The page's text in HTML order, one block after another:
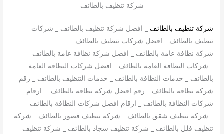
شركة تنظيف بالطائف
شركة تنظيف بالطائف
_ افضل شركة تنظيف بالطائف _ شركات
تنظيف بالطائف _ افضل شركات تنظيف بالطائف _
شركة نظافة عامة بالطائف _ افضل شركة نظافة عامة بالطائف
_ شركات النظافة العامة بالطائف _ افضل شركات النظافة العامة
بالطائف _ خدمات النظافة بالطائف _ خدمات التنظيف بالطائف _ رقم
شركة نظافة بالطائف _ رقم افضل شركة نظافة بالطائف _ ارقام
شركات النظافة بالطائف _ ارقام افضل شركات النظافة بالطائف
_ شركة تنظيف شقق بالطائف _ شركة تنظيف قصور بالطائف _ شركة
تنظيف فلل بالطائف _ شركة تنظيف سجاد بالطائف _ شركة تنظيف